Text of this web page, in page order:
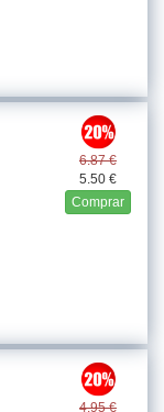
6.87 €
5.50 €
Comprar
4.95 €